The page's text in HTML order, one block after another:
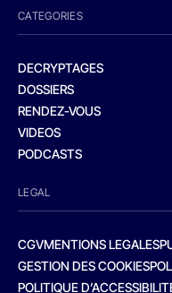
CATEGORIES
DECRYPTAGES
DOSSIERS
RENDEZ-VOUS
VIDEOS
PODCASTS
LEGAL
CGVMENTIONS LEGALES
GESTION DES COOKIES
POLITIQUE